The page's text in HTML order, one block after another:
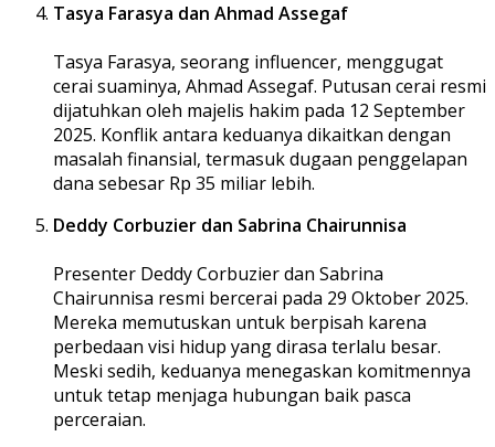
Tasya Farasya dan Ahmad Assegaf
Tasya Farasya, seorang influencer, menggugat
cerai suaminya, Ahmad Assegaf. Putusan cerai resmi
dijatuhkan oleh majelis hakim pada 12 September
2025. Konflik antara keduanya dikaitkan dengan
masalah finansial, termasuk dugaan penggelapan
dana sebesar Rp 35 miliar lebih.
Deddy Corbuzier dan Sabrina Chairunnisa
Presenter Deddy Corbuzier dan Sabrina
Chairunnisa resmi bercerai pada 29 Oktober 2025.
Mereka memutuskan untuk berpisah karena
perbedaan visi hidup yang dirasa terlalu besar.
Meski sedih, keduanya menegaskan komitmennya
untuk tetap menjaga hubungan baik pasca
perceraian.